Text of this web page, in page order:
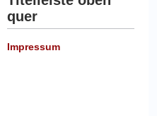
quer
Impressum